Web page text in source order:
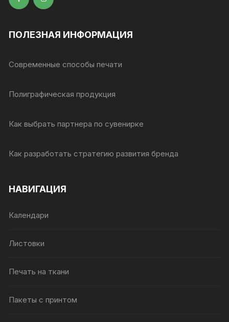
ПОЛЕЗНАЯ ИНФОРМАЦИЯ
Современные способы печати
Полиграфическая продукция
Как выбрать партнера по сувенирке
Как разработать стратегию развития бренда
НАВИГАЦИЯ
Календари
Листовки
Печать на ткани
Пакеты с принтом